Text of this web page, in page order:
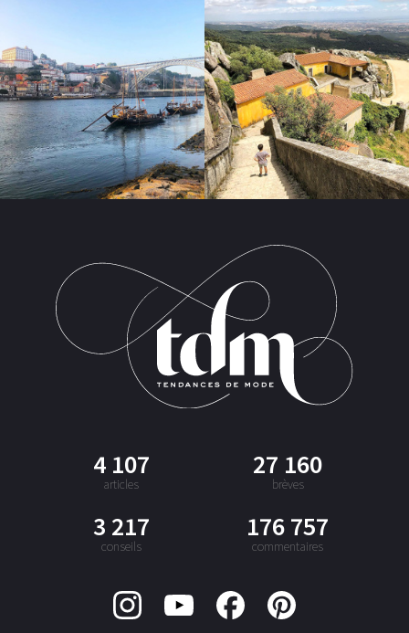
4 107
articles
27 160
brèves
3 217
conseils
176 757
commentaires